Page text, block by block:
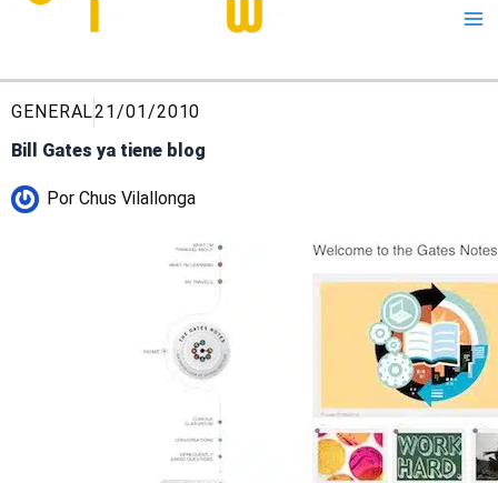
GENERAL21/01/2010
Bill Gates ya tiene blog
Por Chus Vilallonga